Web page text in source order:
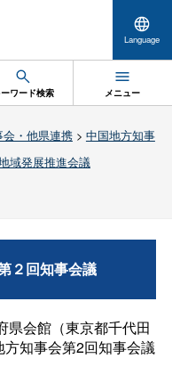
Language
ワード検索 メニュー
会・他県連携> 中国地方知事
域発展推進会議
２回知事会議
県会館（東京都千代田
知事会第2回知事会議